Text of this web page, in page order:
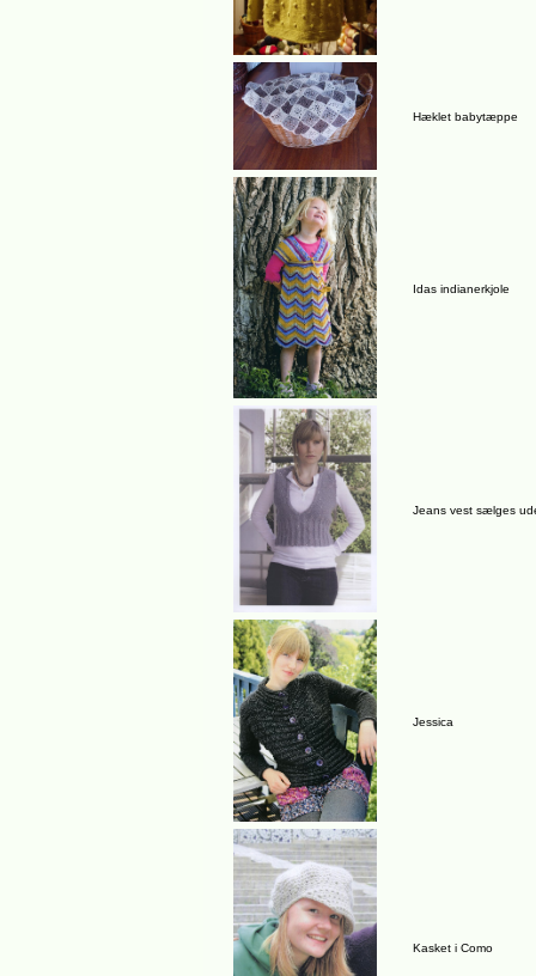
Hæklet babytæppe
Idas indianerkjole
Jeans vest sælges
Jessica
Kasket i Como